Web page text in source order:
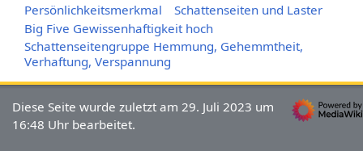
Persönlichkeitsmerkmal
Schattenseiten und Laster
Big Five Gewissenhaftigkeit hoch
Schattenseitengruppe Hemmung, Gehemmtheit,
Verhaftung, Verspannung
Diese Seite wurde zuletzt am 29. Juli 2023 um
16:48 Uhr bearbeitet.